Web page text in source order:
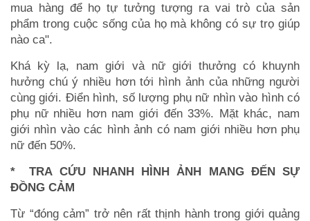
mua hàng để họ tự tưởng tượng ra vai trò của sản
phẩm trong cuộc sống của họ mà không có sự trọ giúp
nào ca".
Khá kỳ lạ, nam giới và nữ giới thưởng có khuynh
hưởng chú ý nhiều hơn tới hình ảnh của những người
cùng giới. Điển hình, số lượng phụ nữ nhìn vào hình có
phụ nữ nhiều hơn nam giới đến 33%. Mặt khác, nam
giới nhìn vào các hình ảnh có nam giới nhiều hơn phụ
nữ đến 50%.
* TRA CỨU NHANH HÌNH ẢNH MANG ĐẾN SỰ
ĐỒNG CẢM
Từ “đóng cảm” trở nên rất thịnh hành trong giới quảng